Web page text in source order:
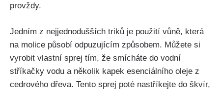
provždy.
Jedním z nejjednodušších triků je použití vůně, která
na ⁣molice působí odpuzujícím způsobem. Můžete⁤ si
vyrobit vlastní sprej tím, že‍ smícháte do vodní
stříkačky vodu a několik kapek esenciálního‍ oleje z
cedrového dřeva. Tento sprej poté nastříkejte do ‍škvír,